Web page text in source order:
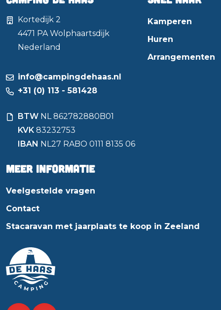
Kortedijk 2
4471 PA Wolphaartsdijk
Nederland
info@campingdehaas.nl
+31 (0) 113 - 581428
BTW NL 862782880B01
KVK 83232753
IBAN NL27 RABO 0111 8135 06
Kamperen
Huren
Arrangementen
Meer informatie
Veelgestelde vragen
Contact
Stacaravan met jaarplaats te koop in Zeeland